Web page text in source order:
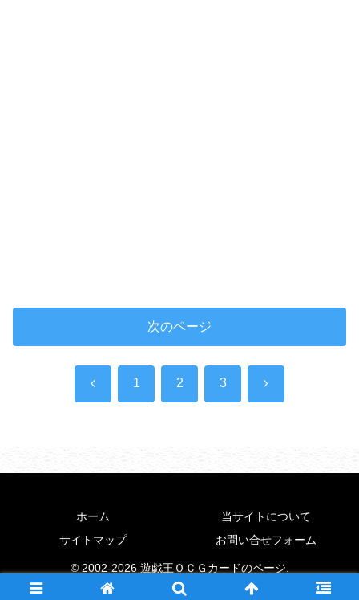
次のページ
前 1 2 3 次
ホーム
当サイトについて
サイトマップ
お問い合せフォーム
© 2002-2026 遊戯王ＯＣＧカードのページ.